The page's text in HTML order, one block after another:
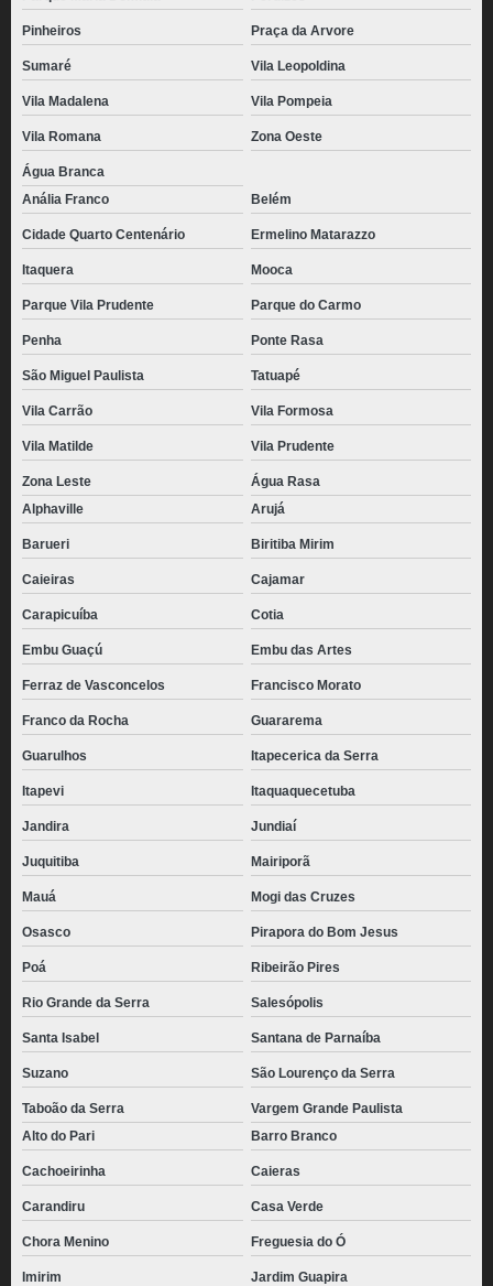
Pinheiros Praça da Arvore
Sumaré Vila Leopoldina
Vila Madalena Vila Pompeia
Vila Romana Zona Oeste
Água Branca
Anália Franco
Belém
Cidade Quarto Centenário Ermelino Matarazzo
Itaquera Mooca
Parque Vila Prudente Parque do Carmo
Penha Ponte Rasa
São Miguel Paulista Tatuapé
Vila Carrão Vila Formosa
Vila Matilde Vila Prudente
Zona Leste
Água Rasa
Alphaville
Arujá
Barueri Biritiba Mirim
Caieiras Cajamar
Carapicuíba Cotia
Embu Guaçú Embu das Artes
Ferraz de Vasconcelos Francisco Morato
Franco da Rocha Guararema
Guarulhos Itapecerica da Serra
Itapevi Itaquaquecetuba
Jandira Jundiaí
Juquitiba Mairiporã
Mauá Mogi das Cruzes
Osasco Pirapora do Bom Jesus
Poá Ribeirão Pires
Rio Grande da Serra Salesópolis
Santa Isabel Santana de Parnaíba
Suzano São Lourenço da Serra
Taboão da Serra
Vargem Grande Paulista
Alto do Pari
Barro Branco
Cachoeirinha Caieras
Carandiru Casa Verde
Chora Menino Freguesia do Ó
Imirim Jardim Guapira